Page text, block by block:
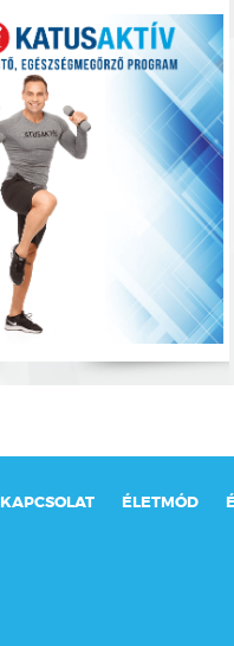
KAPCSOLAT ÉLETMÓD